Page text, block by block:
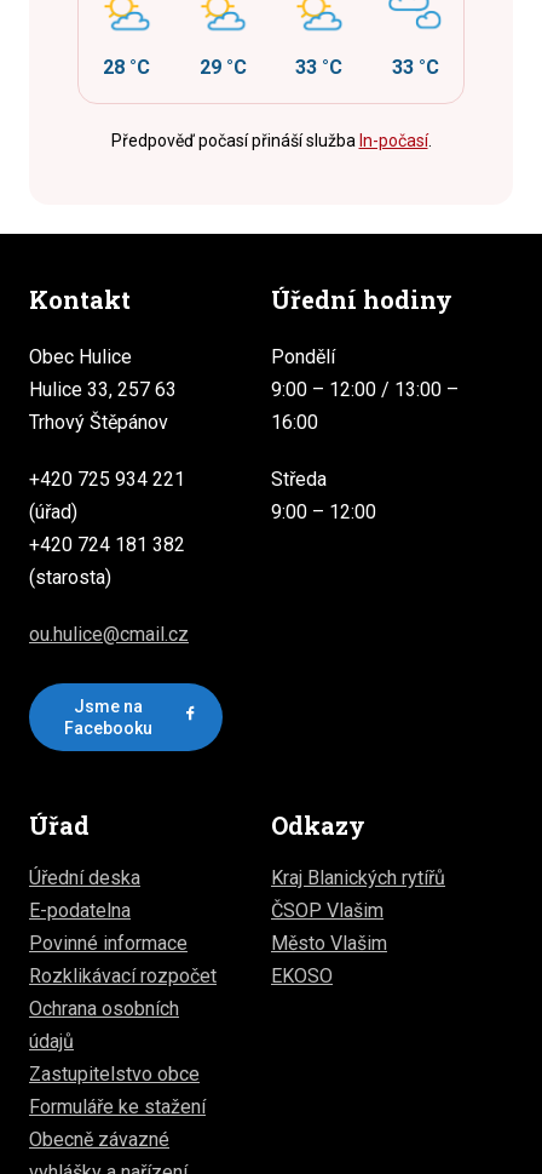
28 °C 29 °C 33 °C 33 °C
Předpověď počasí přináší služba In-počasí.
Kontakt
Obec Hulice
Hulice 33, 257 63
Trhový Štěpánov
+420 725 934 221
(úřad)
+420 724 181 382
(starosta)
ou.hulice@cmail.cz
Jsme na
Facebooku
Úřední hodiny
Pondělí
9:00 – 12:00 / 13:00 –
16:00
Středa
9:00 – 12:00
Úřad
Úřední deska
E-podatelna
Povinné informace
Rozklikávací rozpočet
Ochrana osobních
údajů
Zastupitelstvo obce
Formuláře ke stažení
Obecně závazné
Odkazy
Kraj Blanických rytířů
ČSOP Vlašim
Město Vlašim
EKOSO